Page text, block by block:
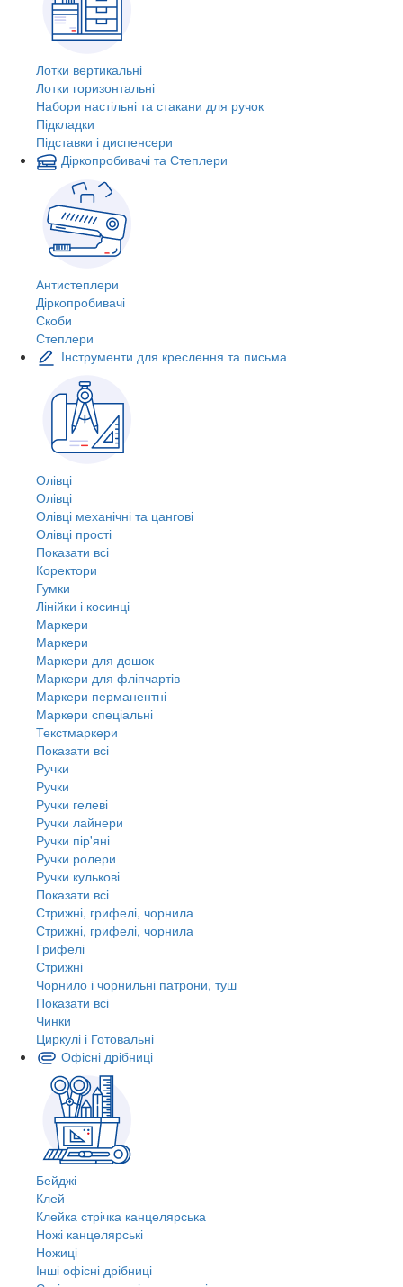
Лотки вертикальні
Лотки горизонтальні
Набори настільні та стакани для ручок
Підкладки
Підставки і диспенсери
Діркопробивачі та Степлери
Антистеплери
Діркопробивачі
Скоби
Степлери
Інструменти для креслення та письма
Олівці
Олівці
Олівці механічні та цангові
Олівці прості
Показати всі
Коректори
Гумки
Лінійки і косинці
Маркери
Маркери
Маркери для дошок
Маркери для фліпчартів
Маркери перманентні
Маркери спеціальні
Текстмаркери
Показати всі
Ручки
Ручки
Ручки гелеві
Ручки лайнери
Ручки пір'яні
Ручки ролери
Ручки кулькові
Показати всі
Стрижні, грифелі, чорнила
Стрижні, грифелі, чорнила
Грифелі
Стрижні
Чорнило і чорнильні патрони, туш
Показати всі
Чинки
Циркулі і Готовальні
Офісні дрібниці
Бейджі
Клей
Клейка стрічка канцелярська
Ножі канцелярські
Ножиці
Інші офісні дрібниці